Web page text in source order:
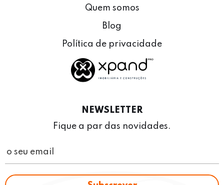
Quem somos
Blog
Política de privacidade
NEWSLETTER
Fique a par das novidades.